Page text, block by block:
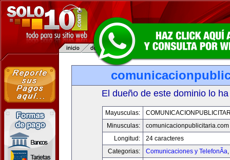
El dueño de este dominio lo
Mayusculas:
Minusculas:
comunicacionpublicitaria.com
Longitud:
24 caracteres
Categorias:
Comunicaciones y TelefonÃ­a,